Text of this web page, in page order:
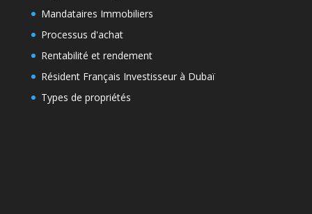
Mandataires Immobiliers
Processus d'achat
Rentabilité et rendement
Résident Français Investisseur à Dubaï
Types de propriétés